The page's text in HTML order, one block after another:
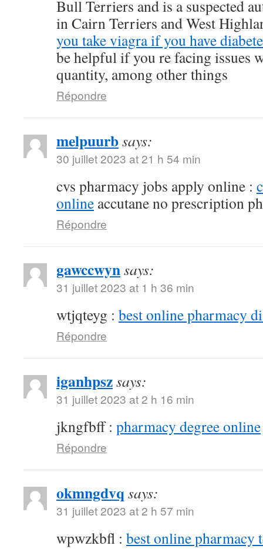
Bull Terriers and is a suspected
in Cairn Terriers and West
you take viagra if you have
be helpful if you re facing issues
quantity, among other things
Répondre
melpuurbsays:
30 juillet 2023 at 21 h 54 min
cvs pharmacy jobs apply online :
online accutane no prescription
Répondre
gawccwynsays:
31 juillet 2023 at 1 h 36 min
wtjqteyg : best online pharmacy
Répondre
iganhpszsays:
31 juillet 2023 at 2 h 16 min
jkngfbff : pharmacy degree online
Répondre
okmngdvq says:
31 juillet 2023 at 2 h 57 min
wpwzkbfl : best online pharmacy